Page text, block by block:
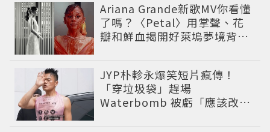
Ariana Grande新歌MV你看懂
了嗎？〈Petal〉用掌聲、花
瓣和鮮血揭開好萊塢夢境背後
JYP朴軫永爆笑短片瘋傳！
「穿垃圾袋」趕場
Waterbomb 被虧「應該改名